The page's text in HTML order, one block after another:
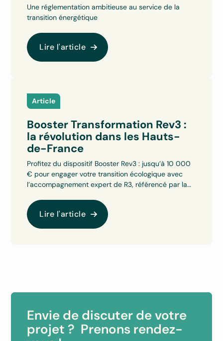
Une réglementation ambitieuse au service de la
transition énergétique
Lire l'article
Article
Booster Transformation Rev3 :
la révolution dans les Hauts-
de-France
Profitez du dispositif Booster Rev3 : jusqu’à 10 000
€ pour engager votre transition écologique avec
l’accompagnement expert de R3, référencé par la
Lire l'article
Envie de discuter de votre
projet ? Prenons rendez-